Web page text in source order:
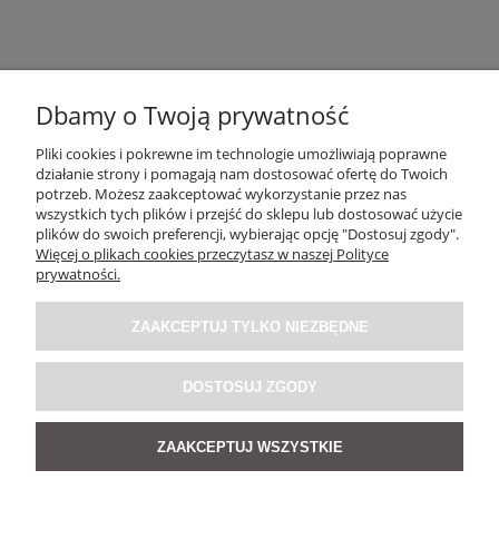
OBSŁUGA KLIENTA
O NAS / INFORMACJE
MOJE KONTO
SOCIAL MEDIA
Dbamy o Twoją prywatność
Pliki cookies i pokrewne im technologie umożliwiają poprawne
działanie strony i pomagają nam dostosować ofertę do Twoich
potrzeb. Możesz zaakceptować wykorzystanie przez nas
wszystkich tych plików i przejść do sklepu lub dostosować użycie
plików do swoich preferencji, wybierając opcję "Dostosuj zgody".
Więcej o plikach cookies przeczytasz w naszej Polityce
prywatności.
ZAAKCEPTUJ TYLKO NIEZBĘDNE
DOSTOSUJ ZGODY
ZAAKCEPTUJ WSZYSTKIE